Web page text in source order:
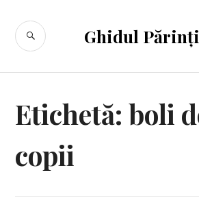
conținut
Ghidul
CĂUTARE
Etichetă:boli
copii